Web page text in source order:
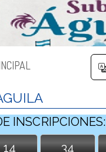
INSCRIPCIONES:
14 34